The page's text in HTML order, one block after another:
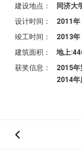
建设地点：
同济大
设计时间：
2011年
竣工时间：
2013年
建筑面积：
地上
获奖信息：
2015年
2014年